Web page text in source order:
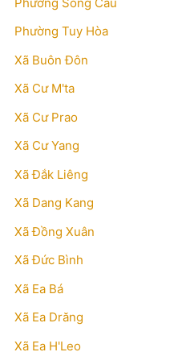
Phường Tuy Hòa
Xã Buôn Đôn
Xã Cư M'ta
Xã Cư Prao
Xã Cư Yang
Xã Đắk Liêng
Xã Dang Kang
Xã Đồng Xuân
Xã Đức Bình
Xã Ea Bá
Xã Ea Drăng
Xã Ea H'Leo